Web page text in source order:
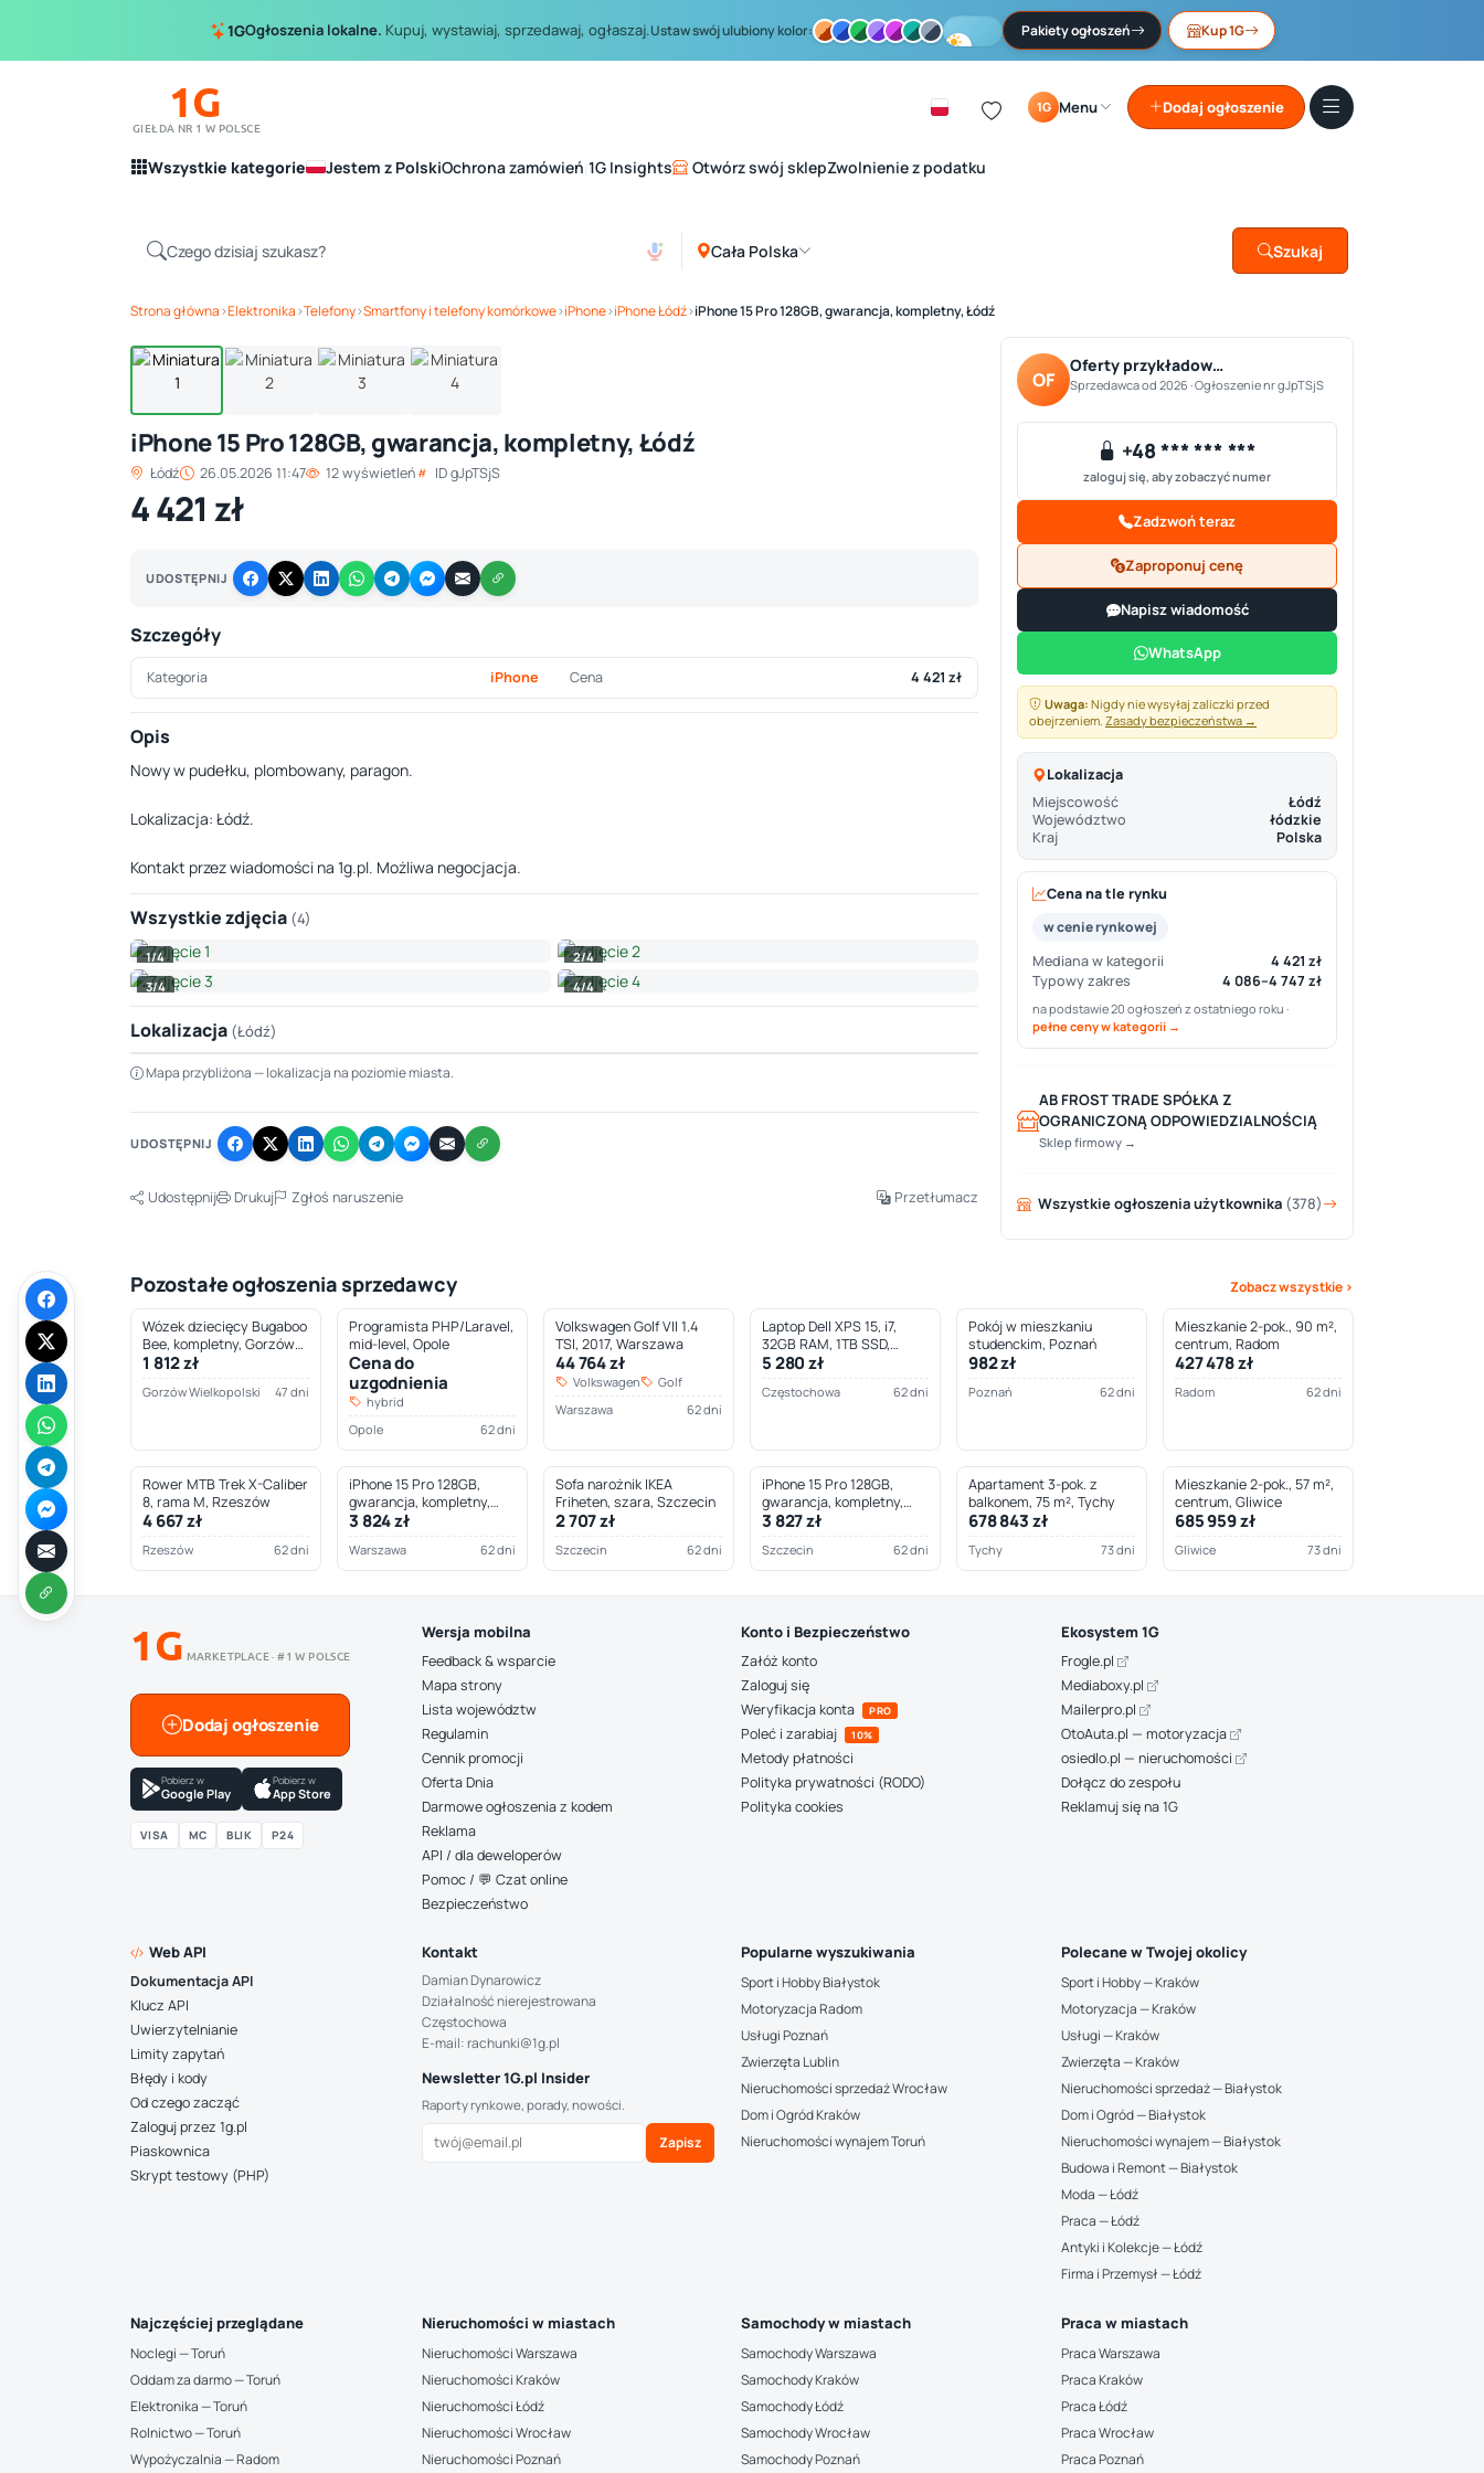
1GOgłoszenia lokalne. Kupuj, wystawiaj, sprzedawaj, ogłaszaj.Ustaw swój ulubiony kolor: Pakiety ogłoszeń Kup 1G
1G
GIEŁDA NR 1 W POLSCE
1G Menu Dodaj ogłoszenie
Wszystkie kategorie Jestem z PolskiOchrona zamówień 1G Insights Otwórz swój sklepZwolnienie z podatku
Cała Polska Szukaj
Strona główna›Elektronika›Telefony›Smartfony i telefony komórkowe›iPhone›iPhone Łódź›iPhone 15 Pro 128GB, gwarancja, kompletny, Łódź
1/ 4
iPhone 15 Pro 128GB, gwarancja, kompletny, Łódź
Łódź 26.05.2026 11:47 12 wyświetleń ID gJpTSjS
4 421 zł
UDOSTĘPNIJ
Szczegóły
Kategoria iPhone Cena 4 421 zł
Opis
Nowy w pudełku, plombowany, paragon.
Lokalizacja: Łódź.
Kontakt przez wiadomości na 1g.pl. Możliwa negocjacja.
Wszystkie zdjęcia (4)
1/4
2/4
3/4
4/4
Lokalizacja (Łódź)
+
−
Mapa przybliżona — lokalizacja na poziomie miasta.
UDOSTĘPNIJ
Udostępnij Drukuj Zgłoś naruszenie Przetłumacz
OF
Oferty przykładow…
Sprzedawca od 2026 · Ogłoszenie nr gJpTSjS
+48 *** *** ***
zaloguj się, aby zobaczyć numer
Zadzwoń teraz
Zaproponuj cenę
Napisz wiadomość
WhatsApp
Uwaga: Nigdy nie wysyłaj zaliczki przed
obejrzeniem. Zasady bezpieczeństwa →
Lokalizacja
Miejscowość
Łódź
Województwo
łódzkie
Kraj
Polska
Cena na tle rynku
w cenie rynkowej
Mediana w kategorii
4 421 zł
Typowy zakres
4 086–4 747 zł
na podstawie 20 ogłoszeń z ostatniego roku ·
pełne ceny w kategorii →
AB FROST TRADE SPÓŁKA Z
OGRANICZONĄ ODPOWIEDZIALNOŚCIĄ
Sklep firmowy →
Wszystkie ogłoszenia użytkownika (378)
Pozostałe ogłoszenia sprzedawcy Zobacz wszystkie ›
Wózek dziecięcy Bugaboo
Bee, kompletny, Gorzów
Wielkopolski
1 812 zł
Gorzów Wielkopolski 47 dni
Programista PHP/Laravel,
mid-level, Opole
Cena do
uzgodnienia
hybrid
Opole
62 dni
Volkswagen Golf VII 1.4
TSI, 2017, Warszawa
44 764 zł
Volkswagen
Golf
Warszawa
62 dni
Laptop Dell XPS 15, i7,
32GB RAM, 1TB SSD,
Częstochowa
5 280 zł
Częstochowa 62 dni
Pokój w mieszkaniu
studenckim, Poznań
982 zł
Poznań 62 dni
Mieszkanie 2-pok., 90 m²,
centrum, Radom
427 478 zł
Radom 62 dni
Rower MTB Trek X-Caliber
8, rama M, Rzeszów
4 667 zł
Rzeszów 62 dni
iPhone 15 Pro 128GB,
gwarancja, kompletny,
Warszawa
3 824 zł
Warszawa 62 dni
Sofa narożnik IKEA
Friheten, szara, Szczecin
2 707 zł
Szczecin 62 dni
iPhone 15 Pro 128GB,
gwarancja, kompletny,
Szczecin
3 827 zł
Szczecin 62 dni
Apartament 3-pok. z
balkonem, 75 m², Tychy
678 843 zł
Tychy 73 dni
Mieszkanie 2-pok., 57 m²,
centrum, Gliwice
685 959 zł
Gliwice 73 dni
1G MARKETPLACE · #1 W POLSCE
Dodaj ogłoszenie
Pobierz w
Google Play
Pobierz w
App Store
VISA MC BLIK P24
Wersja mobilna
Feedback & wsparcie
Mapa strony
Lista województw
Regulamin
Cennik promocji
Oferta Dnia
Darmowe ogłoszenia z kodem
Reklama
API / dla deweloperów
Pomoc / 💬 Czat online
Bezpieczeństwo
Konto i Bezpieczeństwo
Załóż konto
Zaloguj się
Weryfikacja konta
PRO
Poleć i zarabiaj 10%
Metody płatności
Polityka prywatności (RODO)
Polityka cookies
Ekosystem 1G
Frogle.pl
Mediaboxy.pl
Mailerpro.pl
OtoAuta.pl — motoryzacja
osiedlo.pl — nieruchomości
Dołącz do zespołu
Reklamuj się na 1G
Web API
Dokumentacja API
Klucz API
Uwierzytelnianie
Limity zapytań
Błędy i kody
Od czego zacząć
Zaloguj przez 1g.pl
Piaskownica
Skrypt testowy (PHP)
Kontakt
Damian Dynarowicz
Działalność nierejestrowana
Częstochowa
E-mail: rachunki@1g.pl
Newsletter 1G.pl Insider
Raporty rynkowe, porady, nowości.
Zapisz
Popularne wyszukiwania
Sport i Hobby Białystok
Motoryzacja Radom
Usługi Poznań
Zwierzęta Lublin
Nieruchomości sprzedaż Wrocław
Dom i Ogród Kraków
Nieruchomości wynajem Toruń
Polecane w Twojej okolicy
Sport i Hobby — Kraków
Motoryzacja — Kraków
Usługi — Kraków
Zwierzęta — Kraków
Nieruchomości sprzedaż — Białystok
Dom i Ogród — Białystok
Nieruchomości wynajem — Białystok
Budowa i Remont — Białystok
Moda — Łódź
Praca — Łódź
Antyki i Kolekcje — Łódź
Firma i Przemysł — Łódź
Najczęściej przeglądane
Noclegi — Toruń
Oddam za darmo — Toruń
Elektronika — Toruń
Rolnictwo — Toruń
Wypożyczalnia — Radom
Nieruchomości w miastach
Nieruchomości Warszawa
Nieruchomości Kraków
Nieruchomości Łódź
Nieruchomości Wrocław
Nieruchomości Poznań
Samochody w miastach
Samochody Warszawa
Samochody Kraków
Samochody Łódź
Samochody Wrocław
Samochody Poznań
Praca w miastach
Praca Warszawa
Praca Kraków
Praca Łódź
Praca Wrocław
Praca Poznań